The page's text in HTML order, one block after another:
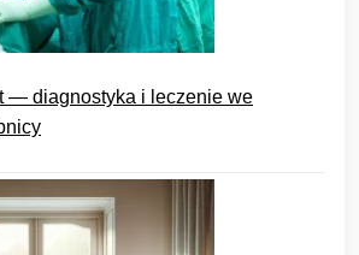
— diagnostyka i leczenie we